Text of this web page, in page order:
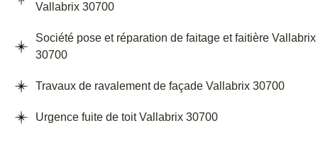
Vallabrix 30700
Société pose et réparation de faitage et faitière Vallabrix
30700
Travaux de ravalement de façade Vallabrix 30700
Urgence fuite de toit Vallabrix 30700